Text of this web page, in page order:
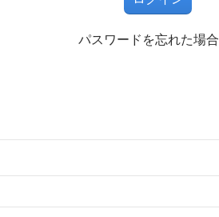
パスワードを忘れた場合